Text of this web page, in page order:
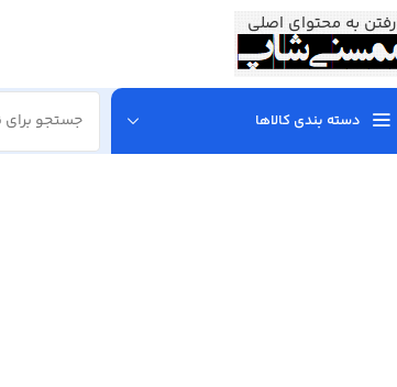
رفتن به محتوای اصلی
دسته بندی کالاها